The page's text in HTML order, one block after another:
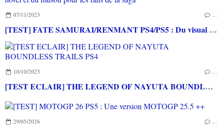
07/11/2023 …
[TEST] FATE SAMURAI/RENMANT PS4/PS5 : Du visual novel et du musou pour les fans de la saga
10/10/2023 …
[TEST ECLAIR] THE LEGEND OF NAYUTA BOUNDLESS TRAILS PS4
29/05/2026 …